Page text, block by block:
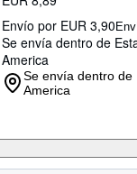
Envío por EUR 3,90
Se envía dentro de
America
Se envía dentro de
America